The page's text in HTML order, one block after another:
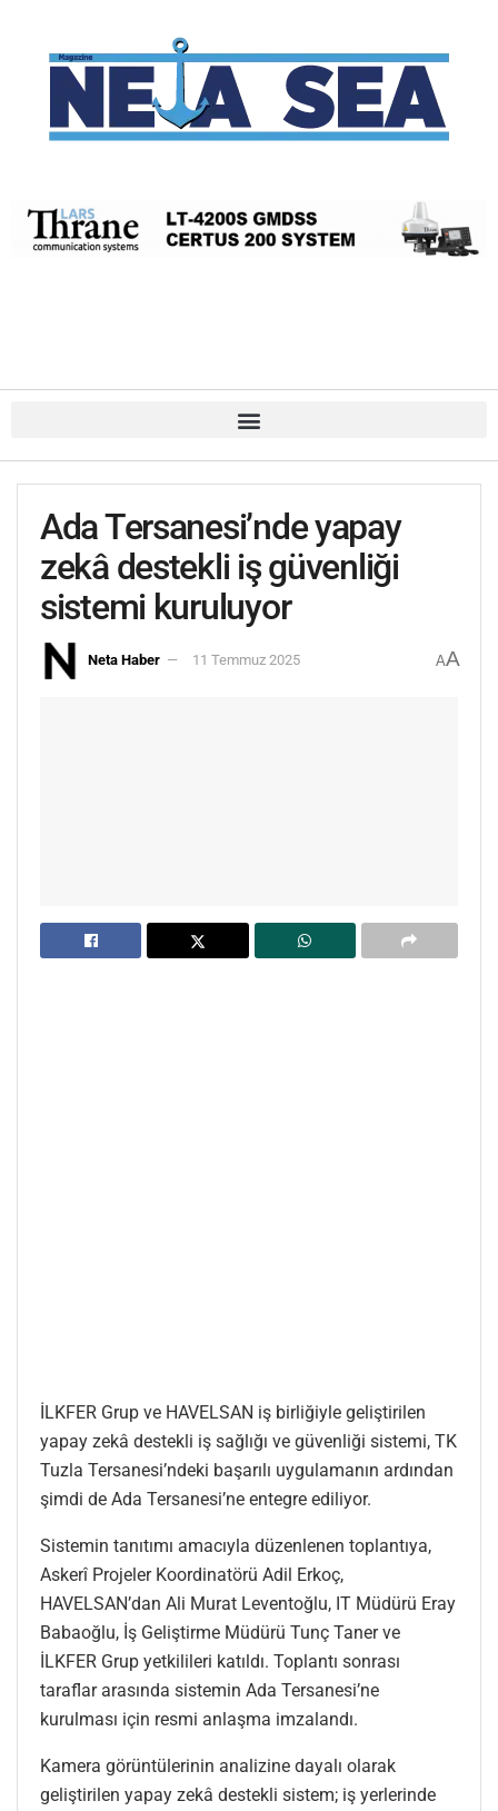
Ada Tersanesi’nde yapay
zekâ destekli iş güvenliği
sistemi kuruluyor
Neta Haber 11 Temmuz 2025 AA
İLKFER Grup ve HAVELSAN iş birliğiyle geliştirilen
yapay zekâ destekli iş sağlığı ve güvenliği sistemi, TK
Tuzla Tersanesi’ndeki başarılı uygulamanın ardından
şimdi de Ada Tersanesi’ne entegre ediliyor.
Sistemin tanıtımı amacıyla düzenlenen toplantıya,
Askerî Projeler Koordinatörü Adil Erkoç,
HAVELSAN’dan Ali Murat Leventoğlu, IT Müdürü Eray
Babaoğlu, İş Geliştirme Müdürü Tunç Taner ve
İLKFER Grup yetkilileri katıldı. Toplantı sonrası
taraflar arasında sistemin Ada Tersanesi’ne
kurulması için resmi anlaşma imzalandı.
Kamera görüntülerinin analizine dayalı olarak
geliştirilen yapay zekâ destekli sistem; iş yerlerinde